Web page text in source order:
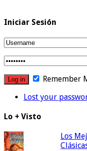
Iniciar Sesión
Remember
Lost your
Lo + Visto
Los